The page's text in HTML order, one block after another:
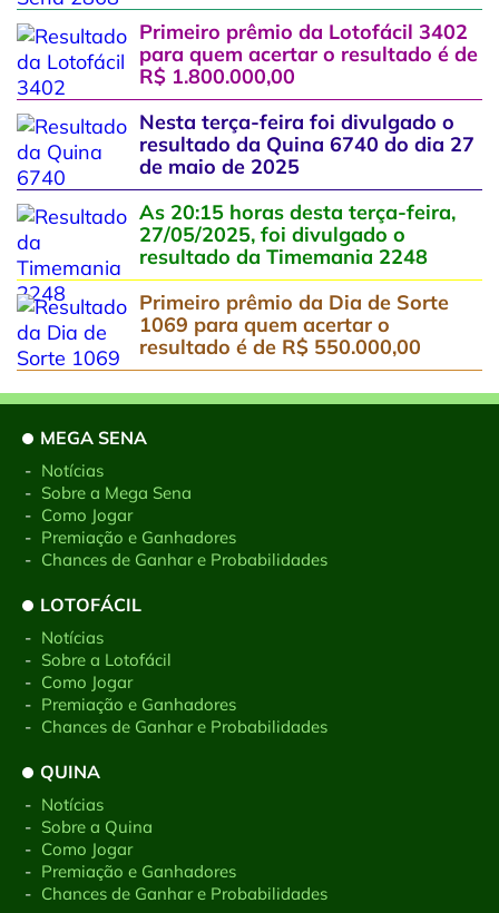
Primeiro prêmio da Lotofácil 3402
para quem acertar o resultado é de
R$ 1.800.000,00
Nesta terça-feira foi divulgado o
resultado da Quina 6740 do dia 27
de maio de 2025
As 20:15 horas desta terça-feira,
27/05/2025, foi divulgado o
resultado da Timemania 2248
Primeiro prêmio da Dia de Sorte
1069 para quem acertar o
resultado é de R$ 550.000,00
MEGA SENA
- Notícias
- Sobre a Mega Sena
- Como Jogar
- Premiação e Ganhadores
- Chances de Ganhar e Probabilidades
LOTOFÁCIL
- Notícias
- Sobre a Lotofácil
- Como Jogar
- Premiação e Ganhadores
- Chances de Ganhar e Probabilidades
QUINA
- Notícias
- Sobre a Quina
- Como Jogar
- Premiação e Ganhadores
- Chances de Ganhar e Probabilidades